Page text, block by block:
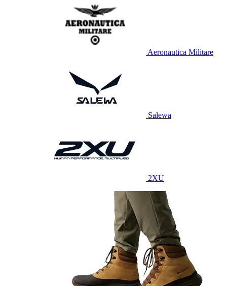
Aeronautica Militare
Salewa
2XU